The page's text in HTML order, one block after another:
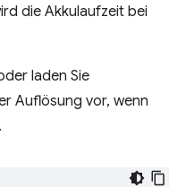
die Akkulaufzeit bei
laden Sie
Auflösung vor, wenn